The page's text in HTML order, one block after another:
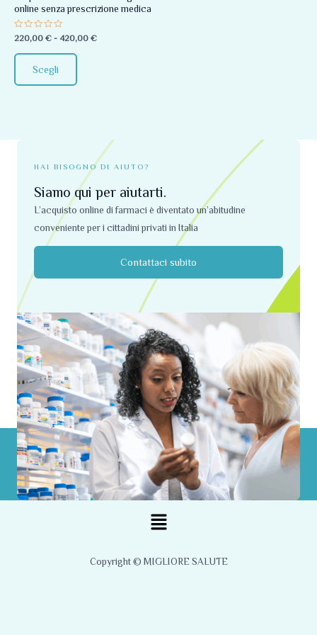
online senza prescrizione medica
Valutato
0
su
5
220,00 € - 420,00 €
Scegli
essere
scelte
del
HAI BISOGNO DI AIUTO?
Siamo qui per aiutarti.
L’acquisto online di farmaci è diventato un’abitudine
conveniente per i cittadini privati ​​in Italia
Contattaci subito
Menu
Copyright © MIGLIORE SALUTE